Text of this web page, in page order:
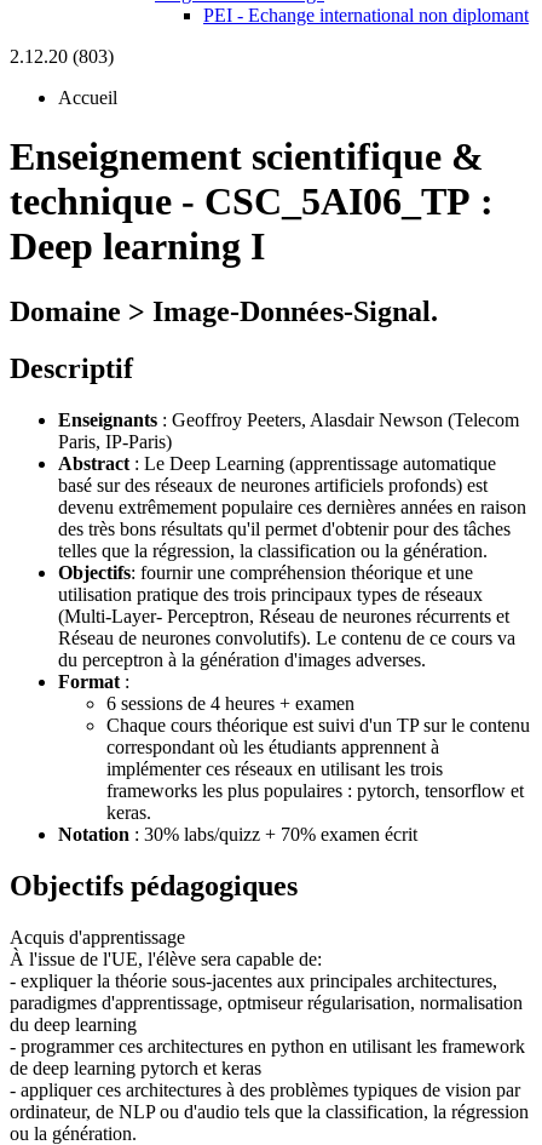
PEI - Echange international non diplomant
2.12.20 (803)
Accueil
Enseignement scientifique &
technique - CSC_5AI06_TP :
Deep learning I
Domaine > Image-Données-Signal.
Descriptif
Enseignants : Geoffroy Peeters, Alasdair Newson (Telecom
Paris, IP-Paris)
Abstract : Le Deep Learning (apprentissage automatique
basé sur des réseaux de neurones artificiels profonds) est
devenu extrêmement populaire ces dernières années en raison
des très bons résultats qu'il permet d'obtenir pour des tâches
telles que la régression, la classification ou la génération.
Objectifs: fournir une compréhension théorique et une
utilisation pratique des trois principaux types de réseaux
(Multi-Layer- Perceptron, Réseau de neurones récurrents et
Réseau de neurones convolutifs). Le contenu de ce cours va
du perceptron à la génération d'images adverses.
Format :
6 sessions de 4 heures + examen
Chaque cours théorique est suivi d'un TP sur le contenu
correspondant où les étudiants apprennent à
implémenter ces réseaux en utilisant les trois
frameworks les plus populaires : pytorch, tensorflow et
keras.
Notation : 30% labs/quizz + 70% examen écrit
Objectifs pédagogiques
Acquis d'apprentissage
À l'issue de l'UE, l'élève sera capable de:
- expliquer la théorie sous-jacentes aux principales architectures,
paradigmes d'apprentissage, optmiseur régularisation, normalisation
du deep learning
- programmer ces architectures en python en utilisant les framework
de deep learning pytorch et keras
- appliquer ces architectures à des problèmes typiques de vision par
ordinateur, de NLP ou d'audio tels que la classification, la régression
ou la génération.